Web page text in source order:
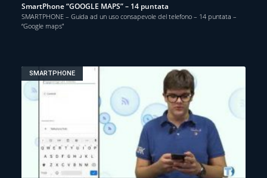
SmartPhone “GOOGLE MAPS” – 14 puntata
SMARTPHONE – Guida ad un uso consapevole del telefono – 14 puntata –
“Google maps”
SMARTPHONE